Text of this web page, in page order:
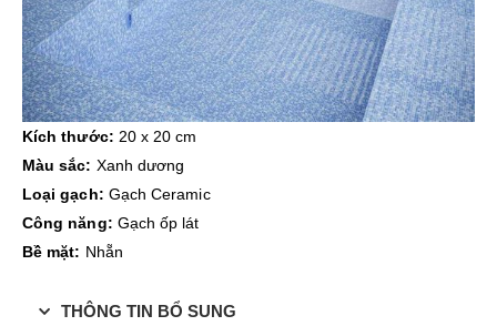
Kích thước: 20 x 20 cm
Màu sắc: Xanh dương
Loại gạch: Gạch Ceramic
Công năng: Gạch ốp lát
Bề mặt: Nhẵn
THÔNG TIN BỔ SUNG